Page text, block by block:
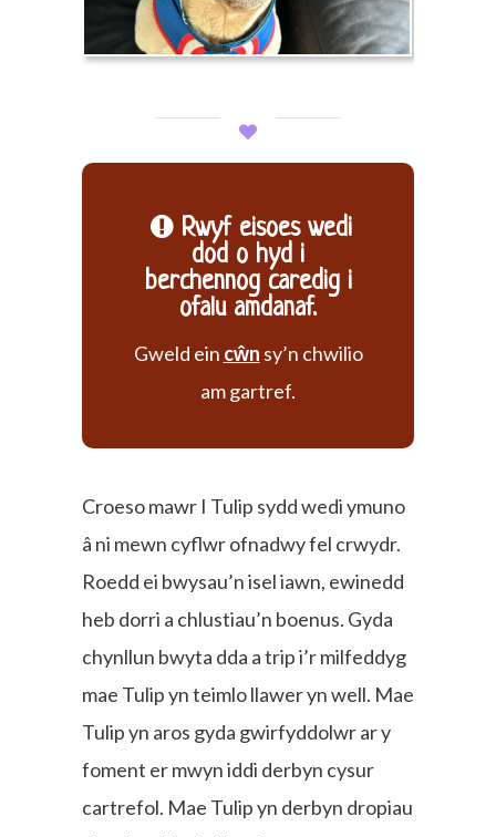
Rwyf eisoes wedi
dod o hyd i
berchennog caredig i
ofalu amdanaf.
Gweld ein cŵn sy’n chwilio
am gartref.
Croeso mawr I Tulip sydd wedi ymuno
â ni mewn cyflwr ofnadwy fel crwydr.
Roedd ei bwysau’n isel iawn, ewinedd
heb dorri a chlustiau’n boenus. Gyda
chynllun bwyta dda a trip i’r milfeddyg
mae Tulip yn teimlo llawer yn well. Mae
Tulip yn aros gyda gwirfyddolwr ar y
foment er mwyn iddi derbyn cysur
cartrefol. Mae Tulip yn derbyn dropiau